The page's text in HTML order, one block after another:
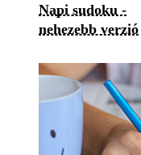
Napi sudoku -
nehezebb verzió